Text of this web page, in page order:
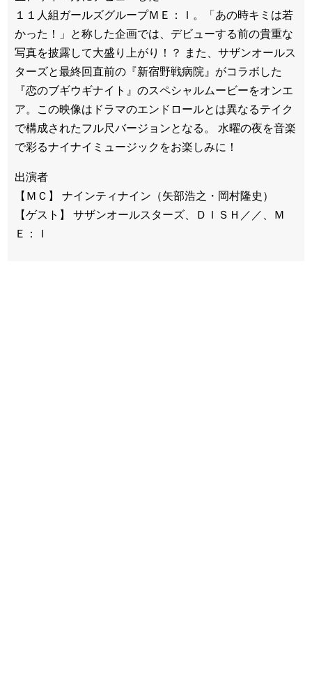
１１人組ガールズグループＭＥ：Ｉ。「あの時キミは若
かった！」と称した企画では、デビューする前の貴重な
写真を披露して大盛り上がり！？ また、サザンオールス
ターズと最終回直前の『新宿野戦病院』がコラボした
『恋のブギウギナイト』のスペシャルムービーをオンエ
ア。この映像はドラマのエンドロールとは異なるテイク
で構成されたフル尺バージョンとなる。 水曜の夜を音楽
で彩るナイナイミュージックをお楽しみに！
出演者
【ＭＣ】 ナインティナイン（矢部浩之・岡村隆史）
【ゲスト】 サザンオールスターズ、ＤＩＳＨ／／、Ｍ
Ｅ：Ｉ